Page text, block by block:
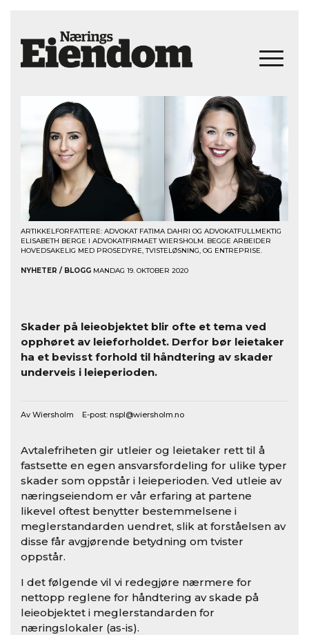
ARTIKKELFORFATTERE: ADVOKAT FATIMA DAHRI OG ADVOKATFULLMEKTIG
ELISABETH BERGE I ADVOKATFIRMAET WIERSHOLM. BEGGE ARBEIDER
HOVEDSAKELIG MED PROSEDYRE, TVISTELØSNING, OG ENTREPRISE.
NYHETER / BLOGG MANDAG 19. OKTOBER 2020
Skader på leieobjektet blir ofte et tema ved
opphøret av leieforholdet. Derfor bør leietaker
ha et bevisst forhold til håndtering av skader
underveis i leieperioden.
Av Wiersholm E-post: nspl@wiersholm.no
Avtalefriheten gir utleier og leietaker rett til å
fastsette en egen ansvarsfordeling for ulike typer
skader som oppstår i leieperioden. Ved utleie av
næringseiendom er vår erfaring at partene
likevel oftest benytter bestemmelsene i
meglerstandarden uendret, slik at forståelsen av
disse får avgjørende betydning om tvister
oppstår.
I det følgende vil vi redegjøre nærmere for
nettopp reglene for håndtering av skade på
leieobjektet i meglerstandarden for
næringslokaler (as-is).